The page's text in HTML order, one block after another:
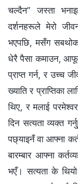
चल्दैन” जस्ता
दर्शनहरूले मेरो
भएपछि, मसँग
धेरै पैसा कमाउन,
प्राप्त गर्न, र उच्च
ख्याति र प्राप्तिका
थिए, र मलाई
दिन सत्यता व्यक्त
पछ्याइनँ वा आफ्ना
बारम्बार आफ्ना
भएँ। सत्यता के थियो